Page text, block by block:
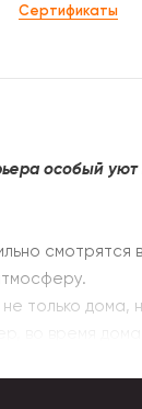
Сертификаты
особый
только
и детям.